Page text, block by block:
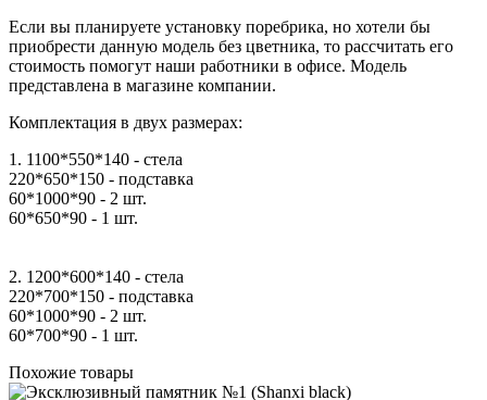
Если вы планируете установку поребрика, но хотели бы
приобрести данную модель без цветника, то рассчитать его
стоимость помогут наши работники в офисе. Модель
представлена в магазине компании.
Комплектация в двух размерах:
1. 1100*550*140 - стела
220*650*150 - подставка
60*1000*90 - 2 шт.
60*650*90 - 1 шт.
2. 1200*600*140 - стела
220*700*150 - подставка
60*1000*90 - 2 шт.
60*700*90 - 1 шт.
Похожие товары